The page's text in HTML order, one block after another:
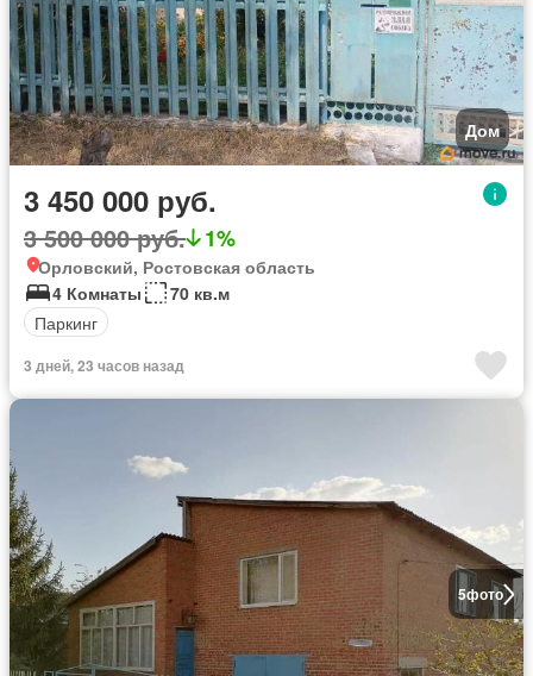
Дом
3 450 000 руб.
3 500 000 руб. 1%
Орловский, Ростовская область
4 Комнаты
70 кв.м
Паркинг
3 дней, 23 часов назад
5фото